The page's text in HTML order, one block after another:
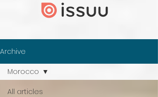
Archive
All articles
Morocco